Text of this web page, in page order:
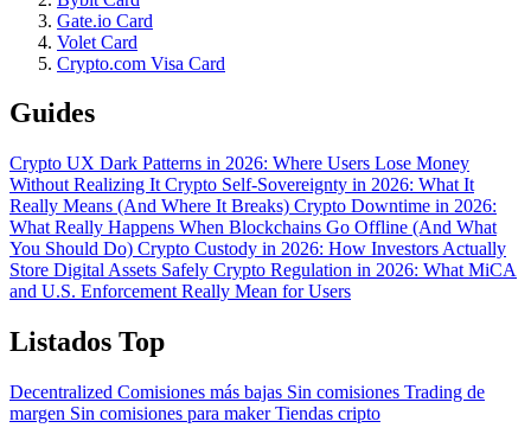
Gate.io Card
Volet Card
Crypto.com Visa Card
Guides
Crypto UX Dark Patterns in 2026: Where Users Lose Money
Without Realizing It Crypto Self-Sovereignty in 2026: What It
Really Means (And Where It Breaks) Crypto Downtime in 2026:
What Really Happens When Blockchains Go Offline (And What
You Should Do) Crypto Custody in 2026: How Investors Actually
Store Digital Assets Safely Crypto Regulation in 2026: What MiCA
and U.S. Enforcement Really Mean for Users
Listados Top
Decentralized Comisiones más bajas Sin comisiones Trading de
margen Sin comisiones para makerTiendas cripto